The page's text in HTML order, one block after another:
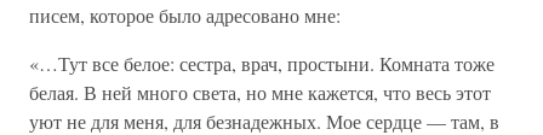
писем, которое было адресовано мне:
«…Тут все белое: сестра, врач, простыни. Комната тоже
белая. В ней много света, но мне кажется, что весь этот
уют не для меня, для безнадежных. Мое сердце — там, в